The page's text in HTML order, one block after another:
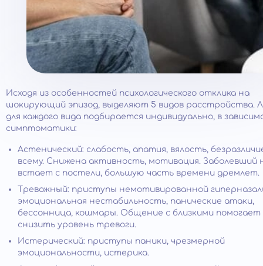
Исходя из особенностей психологического отклика на
шокирующий эпизод, выделяют 5 видов расстройства.
для каждого вида подбирается индивидуально, в
симптоматики:
Астенический: слабость, апатия, вялость,
всему. Снижена активность, мотивация. Заболевший
встает с постели, большую часть времени дремлет.
Тревожный: приступы немотивированной
эмоциональная нестабильность, панические атаки,
бессонница, кошмары. Общение с близкими помогает
снизить уровень тревоги.
Истерический: приступы паники, чрезмерной
эмоциональности, истерика.